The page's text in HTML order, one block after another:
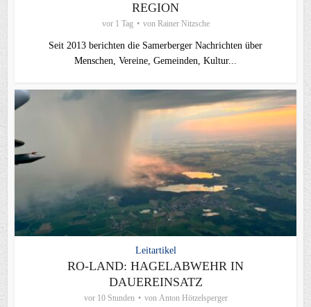
REGION
vor 1 Tag von Rainer Nitzsche
Seit 2013 berichten die Samerberger Nachrichten über
Menschen, Vereine, Gemeinden, Kultur...
Leitartikel
RO-LAND: HAGELABWEHR IN
DAUEREINSATZ
vor 10 Stunden von Anton Hötzelsperger